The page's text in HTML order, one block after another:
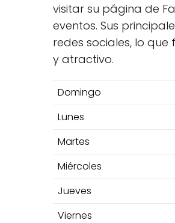
visitar su página de
eventos. Sus
redes sociales, lo
y atractivo.
Domingo
Lunes
Martes
Miércoles
Jueves
Viernes